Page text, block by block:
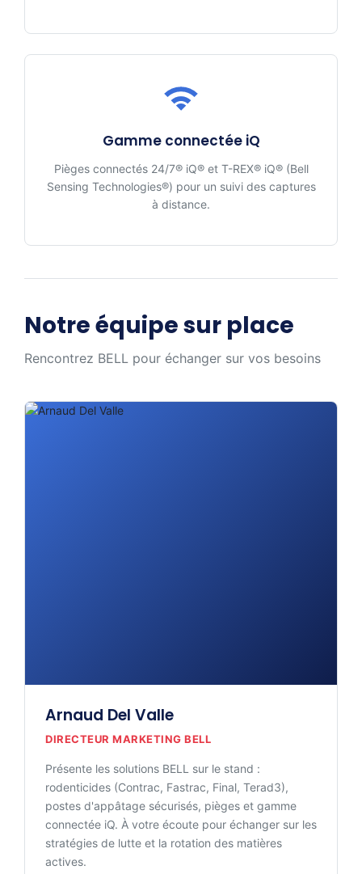
Gamme connectée iQ
Pièges connectés 24/7® iQ® et T-REX® iQ® (Bell
Sensing Technologies®) pour un suivi des captures
à distance.
Notre équipe sur place
Rencontrez BELL pour échanger sur vos besoins
Arnaud Del Valle
DIRECTEUR MARKETING BELL
Présente les solutions BELL sur le stand :
rodenticides (Contrac, Fastrac, Final, Terad3),
postes d'appâtage sécurisés, pièges et gamme
connectée iQ. À votre écoute pour échanger sur les
stratégies de lutte et la rotation des matières
actives.